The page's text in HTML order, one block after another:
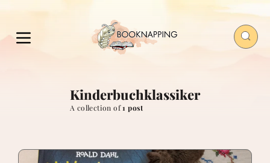
Kinderbuchklassiker
A collection of1 post